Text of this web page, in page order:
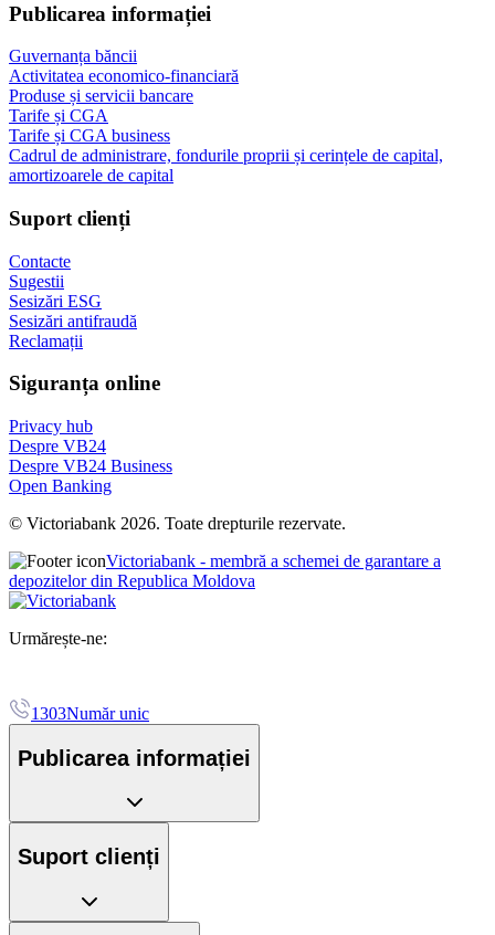
Publicarea informației
Guvernanța băncii
Activitatea economico-financiară
Produse și servicii bancare
Tarife și CGA
Tarife și CGA business
Cadrul de administrare, fondurile proprii și cerințele de capital,
amortizoarele de capital
Suport clienți
Contacte
Sugestii
Sesizări ESG
Sesizări antifraudă
Reclamații
Siguranța online
Privacy hub
Despre VB24
Despre VB24 Business
Open Banking
© Victoriabank 2026. Toate drepturile rezervate.
Victoriabank - membră a schemei de garantare a
depozitelor din Republica Moldova
Urmărește-ne:
1303Număr unic
Publicarea informației
Suport clienți